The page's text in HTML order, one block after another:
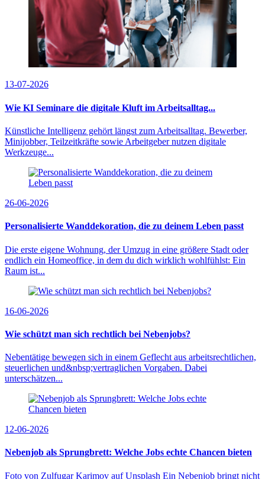
13-07-2026
Wie KI Seminare die digitale Kluft im Arbeitsalltag...
Künstliche Intelligenz gehört längst zum Arbeitsalltag. Bewerber,
Minijobber, Teilzeitkräfte sowie Arbeitgeber nutzen digitale
Werkzeuge...
26-06-2026
Personalisierte Wanddekoration, die zu deinem Leben passt
Die erste eigene Wohnung, der Umzug in eine größere Stadt oder
endlich ein Homeoffice, in dem du dich wirklich wohlfühlst: Ein
Raum ist...
16-06-2026
Wie schützt man sich rechtlich bei Nebenjobs?
Nebentätige bewegen sich in einem Geflecht aus arbeitsrechtlichen,
steuerlichen und&nbsp;vertraglichen Vorgaben. Dabei
unterschätzen...
12-06-2026
Nebenjob als Sprungbrett: Welche Jobs echte Chancen bieten
Foto von Zulfugar Karimov auf Unsplash Ein Nebenjob bringt nicht